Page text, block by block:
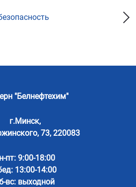
"Белнефтехим"
г.Минск,
73, 220083
пт: 9:00-18:00
13:00-14:00
вс: выходной